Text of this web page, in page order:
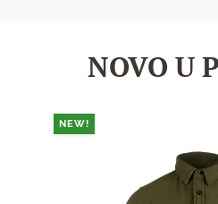
NOVO U
NEW!